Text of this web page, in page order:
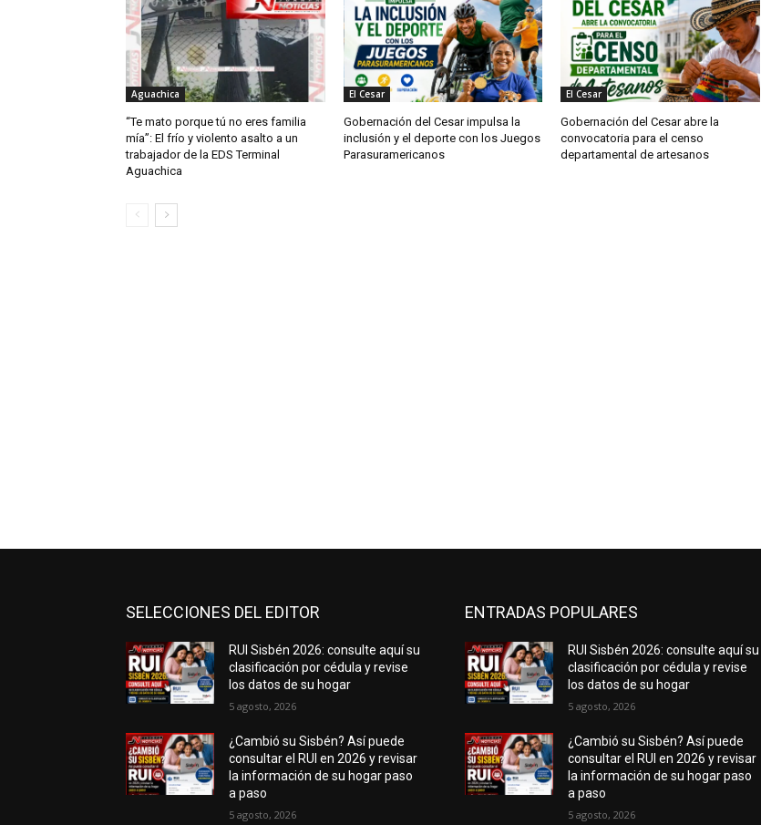
Aguachica
“Te mato porque tú no eres familia
mía”: El frío y violento asalto a un
trabajador de la EDS Terminal
Aguachica
El Cesar
Gobernación del Cesar impulsa la
inclusión y el deporte con los Juegos
Parasuramericanos
El Cesar
Gobernación del Cesar abre la
convocatoria para el censo
departamental de artesanos
SELECCIONES DEL EDITOR
RUI Sisbén 2026: consulte aquí su
clasificación por cédula y revise
los datos de su hogar
5 agosto, 2026
¿Cambió su Sisbén? Así puede
consultar el RUI en 2026 y revisar
la información de su hogar paso
a paso
5 agosto, 2026
ENTRADAS POPULARES
RUI Sisbén 2026: consulte aquí su
clasificación por cédula y revise
los datos de su hogar
5 agosto, 2026
¿Cambió su Sisbén? Así puede
consultar el RUI en 2026 y revisar
la información de su hogar paso
a paso
5 agosto, 2026